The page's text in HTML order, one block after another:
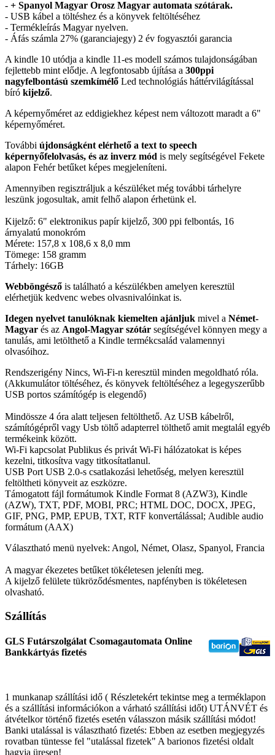
- + Spanyol Magyar Orosz Magyar automata szótárak.
- USB kábel a töltéshez és a könyvek feltöltéséhez
- Termékleírás Magyar nyelven.
- Áfás számla 27% (garanciajegy) 2 év fogyasztói garancia
A kindle 10 utódja a kindle 11-es modell számos tulajdonságában
fejlettebb mint elődje. A legfontosabb újítása a 300ppi
nagyfelbontású szemkímélő Led technológiás háttérvilágítással
bíró kijelző.
A képernyőméret az eddigiekhez képest nem változott maradt a 6"
képernyőméret.
További újdonságként elérhető a text to speech
képernyőfelolvasás, és az inverz mód is mely segítségével Fekete
alapon Fehér betűket képes megjeleníteni.
Amennyiben regisztráljuk a készüléket még további tárhelyre
leszünk jogosultak, amit felhő alapon érhetünk el.
Kijelző: 6" elektronikus papír kijelző, 300 ppi felbontás, 16
árnyalatú monokróm
Mérete: 157,8 x 108,6 x 8,0 mm
Tömege: 158 gramm
Tárhely: 16GB
Webböngésző is található a készülékben amelyen keresztül
elérhetjük kedvenc webes olvasnivalóinkat is.
Idegen nyelvet tanulóknak kiemelten ajánljuk mivel a Német-
Magyar és az Angol-Magyar szótár segítségével könnyen megy a
tanulás, ami letölthető a Kindle termékcsalád valamennyi
olvasóihoz.
Rendszerigény Nincs, Wi-Fi-n keresztül minden megoldható róla.
(Akkumulátor töltéséhez, és könyvek feltöltéséhez a legegyszerűbb
USB portos számítógép is elegendő)
Mindössze 4 óra alatt teljesen feltölthető. Az USB kábelről,
számítógépről vagy Usb töltő adapterrel tölthető amit megtalál egyéb
termékeink között.
Wi-Fi kapcsolat Publikus és privát Wi-Fi hálózatokat is képes
kezelni, titkosítva vagy titkosítatlanul.
USB Port USB 2.0-s csatlakozási lehetőség, melyen keresztül
feltöltheti könyveit az eszközre.
Támogatott fájl formátumok Kindle Format 8 (AZW3), Kindle
(AZW), TXT, PDF, MOBI, PRC; HTML DOC, DOCX, JPEG,
GIF, PNG, PMP, EPUB, TXT, RTF konvertálással; Audible audio
formátum (AAX)
Választható menü nyelvek: Angol, Német, Olasz, Spanyol, Francia
A magyar ékezetes betűket tökéletesen jeleníti meg.
A kijelző felülete tükröződésmentes, napfényben is tökéletesen
olvasható.
Szállítás
GLS Futárszolgálat Csomagautomata Online
Bankkártyás fizetés
1 munkanap szállítási idő ( Részletekért tekintse meg a terméklapon
és a szállítási információkon a várható szállítási időt) UTÁNVÉT és
átvételkor történő fizetés esetén válasszon másik szállítási módot!
Banki utalással is választható fizetés: Ebben az esetben megjegyzés
rovatban tüntesse fel "utalással fizetek" A barionos fizetési oldalt
hagyja üresen!